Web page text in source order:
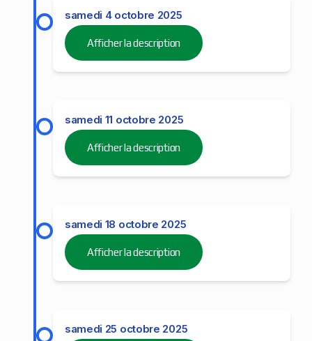
samedi 4 octobre 2025
Afficher la description
samedi 11 octobre 2025
Afficher la description
samedi 18 octobre 2025
Afficher la description
samedi 25 octobre 2025